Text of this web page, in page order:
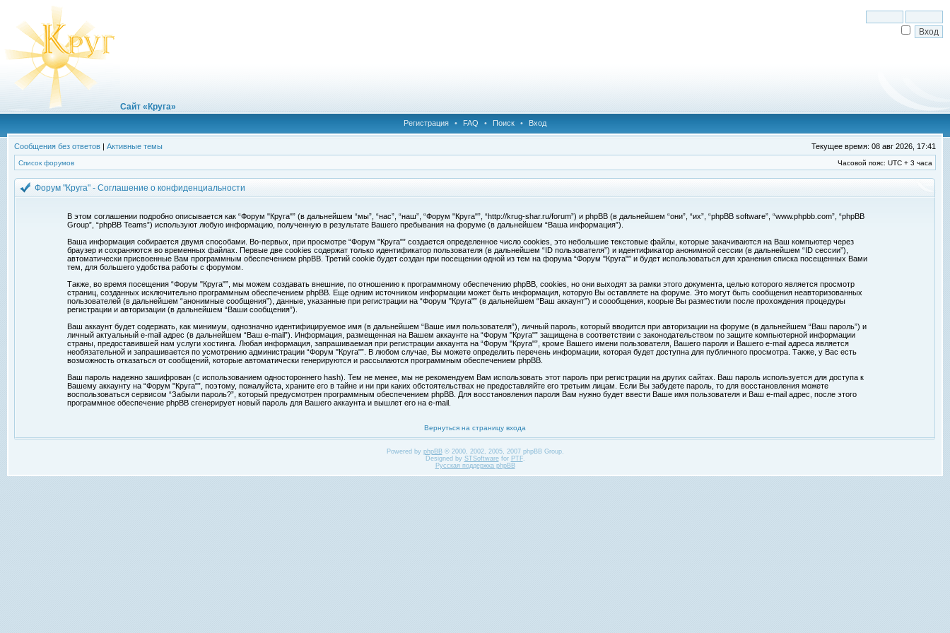
Сайт «Круга»
Регистрация • FAQ • Поиск • Вход
Сообщения без ответов | Активные темы Текущее время: 08 авг 2026, 17:41
Список форумов Часовой пояс: UTC + 3 часа
Форум "Круга" - Соглашение о конфиденциальности
В этом соглашении подробно описывается как “Форум "Круга"” (в дальнейшем “мы”, “нас”, “наш”, “Форум "Круга"”, “http://krug-shar.ru/forum”) и phpBB (в дальнейшем “они”, “их”, “phpBB software”, “www.phpbb.com”, “phpBB
Group”, “phpBB Teams”) используют любую информацию, полученную в результате Вашего пребывания на форуме (в дальнейшем “Ваша информация”).
Ваша информация собирается двумя способами. Во-первых, при просмотре “Форум "Круга"” создается определенное число cookies, это небольшие текстовые файлы, которые закачиваются на Ваш компьютер через
браузер и сохраняются во временных файлах. Первые две cookies содержат только идентификатор пользователя (в дальнейшем “ID пользователя”) и идентификатор анонимной сессии (в дальнейшем “ID сессии”),
автоматически присвоенные Вам программным обеспечением phpBB. Третий cookie будет создан при посещении одной из тем на форума “Форум "Круга"” и будет использоваться для хранения списка посещенных Вами
тем, для большего удобства работы с форумом.
Также, во время посещения “Форум "Круга"”, мы можем создавать внешние, по отношению к программному обеспечению phpBB, cookies, но они выходят за рамки этого документа, целью которого является просмотр
страниц, созданных исключительно программным обеспечением phpBB. Еще одним источником информации может быть информация, которую Вы оставляете на форуме. Это могут быть сообщения неавторизованных
пользователей (в дальнейшем “анонимные сообщения”), данные, указанные при регистрации на “Форум "Круга"” (в дальнейшем “Ваш аккаунт”) и соообщения, коорые Вы разместили после прохождения процедуры
регистрации и авторизации (в дальнейшем “Ваши сообщения”).
Ваш аккаунт будет содержать, как минимум, однозначно идентифицируемое имя (в дальнейшем “Ваше имя пользователя”), личный пароль, который вводится при авторизации на форуме (в дальнейшем “Ваш пароль”) и
личный актуальный e-mail адрес (в дальнейшем “Ваш e-mail”). Информация, размещенная на Вашем аккаунте на “Форум "Круга"” защищена в соответствии с законодательством по защите компьютерной информации
страны, предоставившей нам услуги хостинга. Любая информация, запрашиваемая при регистрации аккаунта на “Форум "Круга"”, кроме Вашего имени пользователя, Вашего пароля и Вашего e-mail адреса является
необязательной и запрашивается по усмотрению администрации “Форум "Круга"”. В любом случае, Вы можете определить перечень информации, которая будет доступна для публичного просмотра. Также, у Вас есть
возможность отказаться от сообщений, которые автоматически генерируются и рассылаются программным обеспечением phpBB.
Ваш пароль надежно зашифрован (с использованием одностороннего hash). Тем не менее, мы не рекомендуем Вам использовать этот пароль при регистрации на других сайтах. Ваш пароль используется для доступа к
Вашему аккаунту на “Форум "Круга"”, поэтому, пожалуйста, храните его в тайне и ни при каких обстоятельствах не предоставляйте его третьим лицам. Если Вы забудете пароль, то для восстановления можете
воспользоваться сервисом “Забыли пароль?”, который предусмотрен программным обеспечением phpBB. Для восстановления пароля Вам нужно будет ввести Ваше имя пользователя и Ваш e-mail адрес, после этого
программное обеспечение phpBB сгенерирует новый пароль для Вашего аккаунта и вышлет его на e-mail.
Вернуться на страницу входа
Powered by phpBB© 2000, 2002, 2005, 2007 phpBB Group.
Designed by STSoftwarefor PTF.
Русская поддержка phpBB